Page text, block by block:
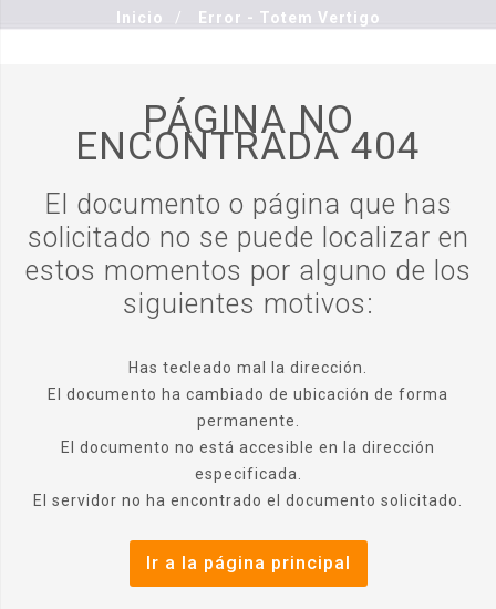
Inicio / Error - Totem Vertigo
PÁGINA NO
ENCONTRADA404
El documento o página que has
solicitado no se puede localizar en
estos momentos por alguno de los
siguientes motivos:
Has tecleado mal la dirección.
El documento ha cambiado de ubicación de forma
permanente.
El documento no está accesible en la dirección
especificada.
El servidor no ha encontrado el documento solicitado.
Ir a la página principal